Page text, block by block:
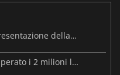
MARVEL Tōkon debutta con la presentazione della roadmap per il primo anno
Resident Evil: Veronica ha già superato i 2 milioni liste dei desideri